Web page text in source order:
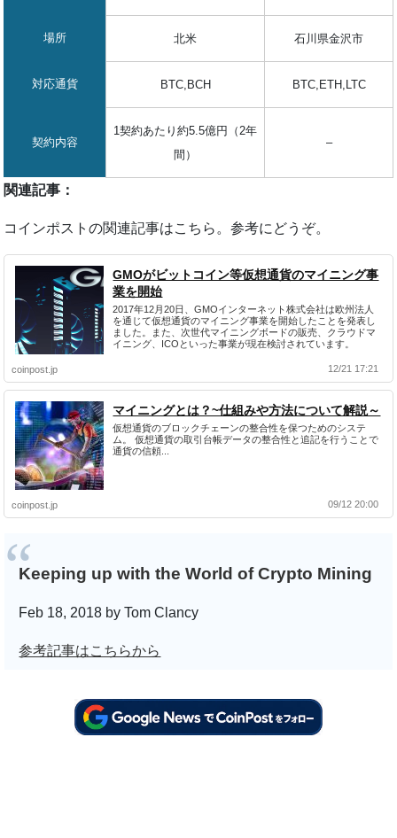
場所 北米 石川県金沢市
対応通貨 BTC,BCH BTC,ETH,LTC
契約内容
1契約あたり約5.5億円（2年
間）
–
関連記事：
コインポストの関連記事はこちら。参考にどうぞ。
GMOがビットコイン等仮想通貨のマイニング事
業を開始
2017年12月20日、GMOインターネット株式会社は欧州法人
を通じて仮想通貨のマイニング事業を開始したことを発表し
ました。また、次世代マイニングボードの販売、クラウドマ
イニング、ICOといった事業が現在検討されています。
coinpost.jp 12/21 17:21
マイニングとは？~仕組みや方法について解説～
仮想通貨のブロックチェーンの整合性を保つためのシステ
ム。 仮想通貨の取引台帳データの整合性と追記を行うことで
通貨の信頼...
coinpost.jp 09/12 20:00
Keeping up with the World of Crypto Mining
Feb 18, 2018 by Tom Clancy
参考記事はこちらから